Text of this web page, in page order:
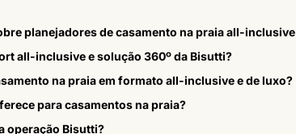
planejadores de casamento na praia all-inclusive
all-inclusive e solução 360º da Bisutti?
na praia em formato all-inclusive e de luxo?
para casamentos na praia?
operação Bisutti?